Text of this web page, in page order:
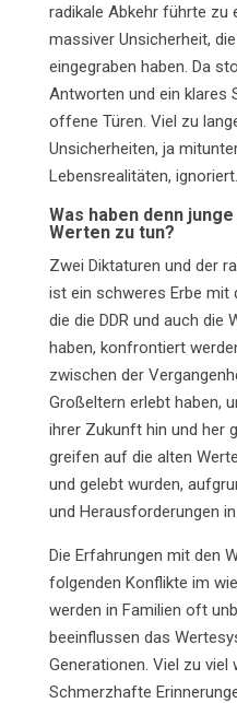
radikale Abkehr führte zu
massiver Unsicherheit,
eingegraben haben. Da
Antworten und ein klares
offene Türen. Viel zu
Unsicherheiten, ja
Lebensrealitäten, ignoriert.
Was haben denn
Werten zu tun?
Zwei Diktaturen und der
ist ein schweres Erbe mit
die die DDR und auch die
haben, konfrontiert
zwischen der
Großeltern erlebt haben,
ihrer Zukunft hin und her
greifen auf die alten
und gelebt wurden,
und Herausforderungen
Die Erfahrungen mit den
folgenden Konflikte im
werden in Familien oft
beeinflussen das
Generationen. Viel zu viel
Schmerzhafte